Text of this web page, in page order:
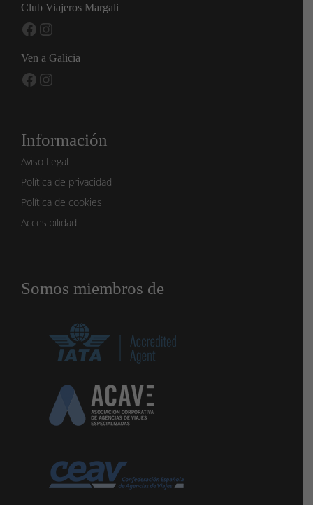
Club Viajeros Margali
Facebook
Instagram
Ven a Galicia
Facebook
Instagram
Información
Aviso Legal
Política de privacidad
Política de cookies
Accesibilidad
Somos miembros de